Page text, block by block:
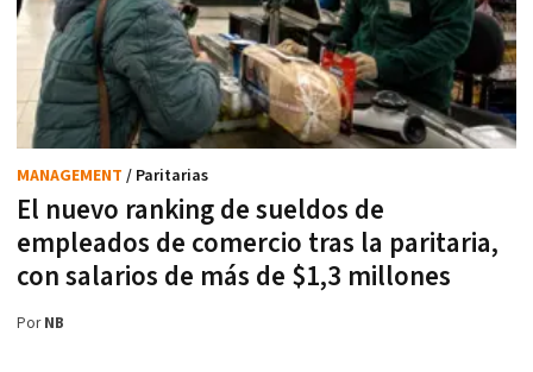
El nuevo ranking de sueldos de
empleados de comercio tras la paritaria,
con salarios de más de $1,3 millones
MANAGEMENT / Paritarias
PorNB